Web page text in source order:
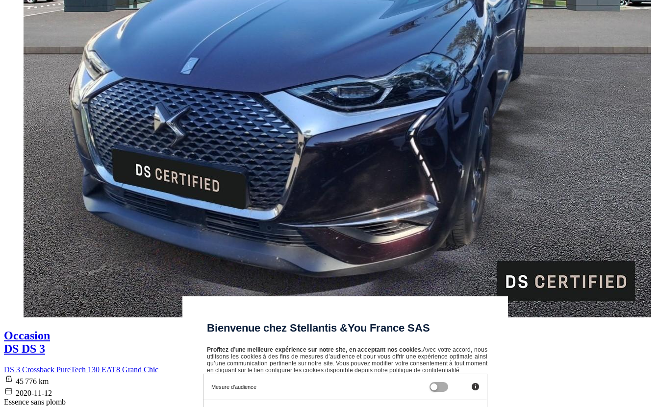
Occasion
DS DS 3
DS 3 Crossback PureTech 130 EAT8 Grand Chic
45 776 km
2020-11-12
Essence sans plomb
Bienvenue chez Stellantis &You France SAS
Profitez d’une meilleure expérience sur notre site, en acceptant nos cookies.Avec votre accord, nous
utilisons les cookies à des fins de mesures d’audience et pour vous offrir une expérience optimale ainsi
qu’une communication pertinente sur notre site. Vous pouvez modifier votre consentement à tout moment
en cliquant sur le lien configurer les cookies disponible depuis notre politique de confidentialité.
Mesure d’audience